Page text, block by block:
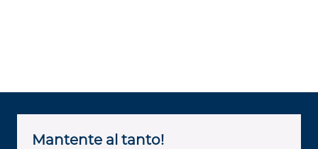
Mantente al tanto!